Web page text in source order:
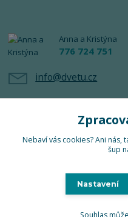
Anna a Kristýna
776 724 751
info@dvetu.cz
Nebaví vás cookies? Ani nás,
šup
Nastavení
Souhlas